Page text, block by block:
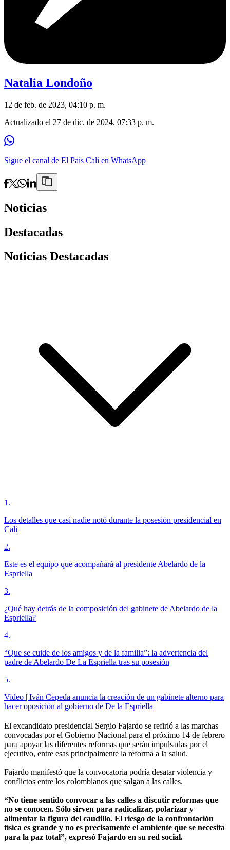
Natalia Londoño
12 de feb. de 2023, 04:10 p. m.
Actualizado el 27 de dic. de 2024, 07:33 p. m.
Sigue el canal de El País Cali en WhatsApp
Noticias
Destacadas
Noticias Destacadas
1 .
Los detalles que casi nadie notó durante la posesión presidencial en
Cali
2.
Este es el equipo que acompañará al presidente Abelardo de la
Espriella
3.
¿Qué hay detrás de la composición del gabinete de Abelardo de la
Espriella?
4.
“Que se cuide de los amigos y de la familia”: la advertencia del
padre de Abelardo De La Espriella tras su posesión
5.
Video | Iván Cepeda anuncia la creación de un gabinete alterno para
hacer oposición al gobierno de De la Espriella
El excandidato presidencial Sergio Fajardo se refirió a las marchas
convocadas por el Gobierno Nacional para el próximo 14 de febrero
para apoyar las diferentes reformas que serán impulsadas por el
ejecutivo, entre esas principalmente la reforma a la salud.
Fajardo manifestó que la convocatoria podría desatar violencia y
conflictos entre los colombianos que salgan a las calles.
“No tiene sentido convocar a las calles a discutir reformas que
no se conocen. Sólo sirven para radicalizar, polarizar y
alimentar la figura del caudillo. El riesgo de la confrontación
física es grande y no es precisamente el ambiente que se necesita
para la paz total”, expresó Fajardo en su red social.